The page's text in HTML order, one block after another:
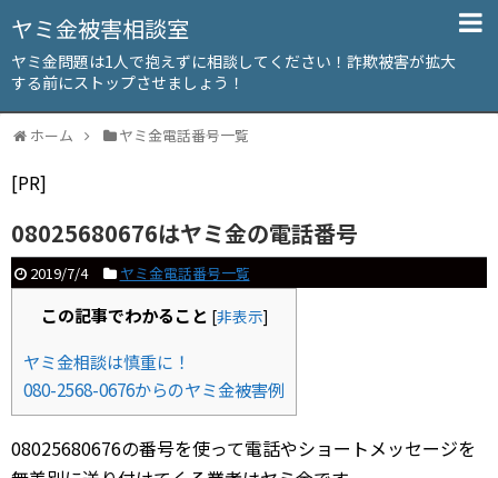
ヤミ金被害相談室
ヤミ金問題は1人で抱えずに相談してください！詐欺被害が拡大
する前にストップさせましょう！
ホーム ヤミ金電話番号一覧
[PR]
08025680676はヤミ金の電話番号
2019/7/4 ヤミ金電話番号一覧
この記事でわかること [非表示]
ヤミ金相談は慎重に！
080-2568-0676からのヤミ金被害例
08025680676の番号を使って電話やショートメッセージを